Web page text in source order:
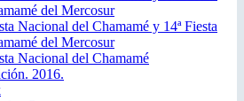
del Mercosur
Nacional del Chamamé y 14ª Fiesta
del Mercosur
Nacional del Chamamé
2016.